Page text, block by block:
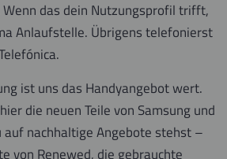
das dein Nutzungsprofil trifft,
Anlaufstelle. Übrigens telefonierst
ist uns das Handyangebot wert.
die neuen Teile von Samsung und
auf nachhaltige Angebote stehst –
von Renewed, die gebrauchte